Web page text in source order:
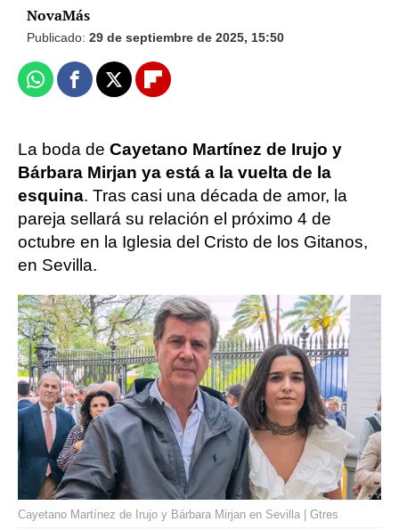
NovaMás
Publicado: 29 de septiembre de 2025, 15:50
WhatsappFacebook
X Flipboard
La boda de Cayetano Martínez de Irujo y
Bárbara Mirjan ya está a la vuelta de la
esquina. Tras casi una década de amor, la
pareja sellará su relación el próximo 4 de
octubre en la Iglesia del Cristo de los Gitanos,
en Sevilla.
Cayetano Martínez de Irujo y Bárbara Mirjan en Sevilla | Gtres